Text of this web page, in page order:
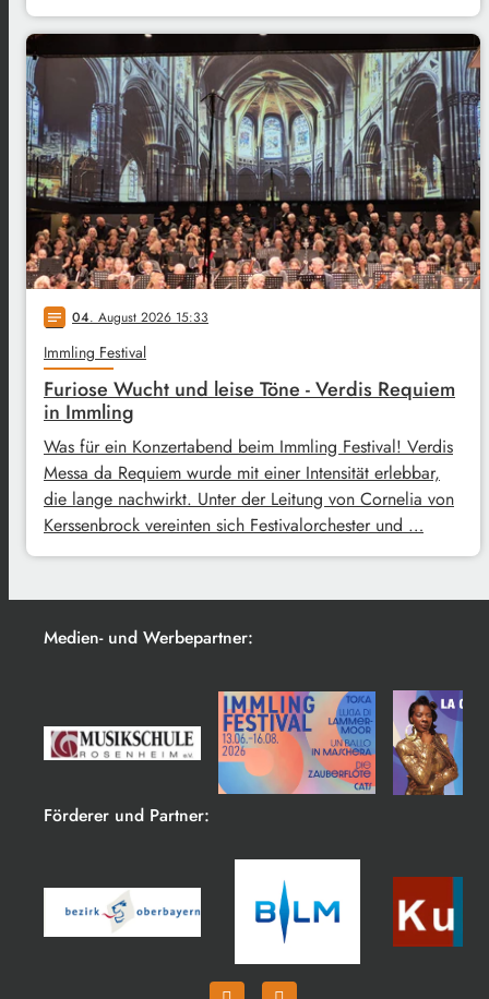
notes 04. August 2026 15:33
Immling Festival
Furiose Wucht und leise Töne - Verdis Requiem
in Immling
Was für ein Konzertabend beim Immling Festival! Verdis
Messa da Requiem wurde mit einer Intensität erlebbar,
die lange nachwirkt. Unter der Leitung von Cornelia von
Kerssenbrock vereinten sich Festivalorchester und …
Medien- und Werbepartner:
Förderer und Partner: